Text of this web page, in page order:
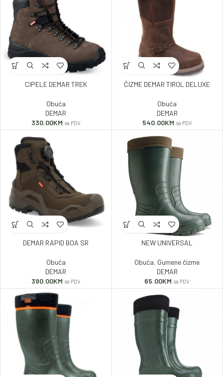
CIPELE DEMAR TREK
Obuća
DEMAR
330.00KM sa PDV
ČIZME DEMAR TIROL DELUXE
Obuća
DEMAR
540.00KM sa PDV
DEMAR RAPID BOA SR
Obuća
DEMAR
390.00KM sa PDV
NEW UNIVERSAL
Obuća, Gumene čizme
DEMAR
65.00KM sa PDV